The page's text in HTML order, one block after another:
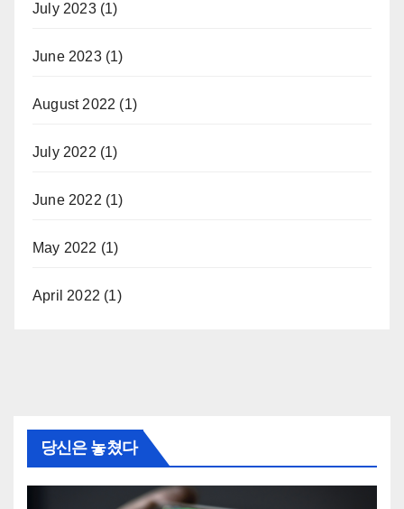
July 2023(1)
June 2023(1)
August 2022 (1)
July 2022 (1)
June 2022 (1)
May 2022 (1)
April 2022 (1)
당신은 놓쳤다